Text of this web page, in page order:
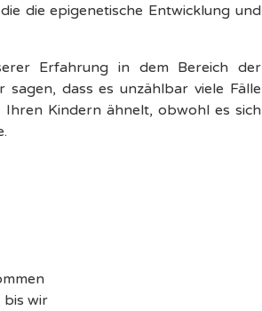
die epigenetische Entwicklung und
Erfahrung in dem Bereich der
dass es unzählbar viele Fälle
Kindern ähnelt, obwohl es sich
bis wir